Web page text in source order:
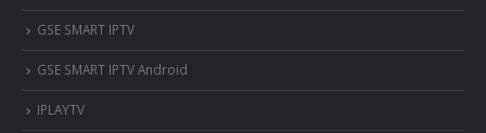
‎GSE SMART IPTV
GSE SMART IPTV Android
IPLAYTV